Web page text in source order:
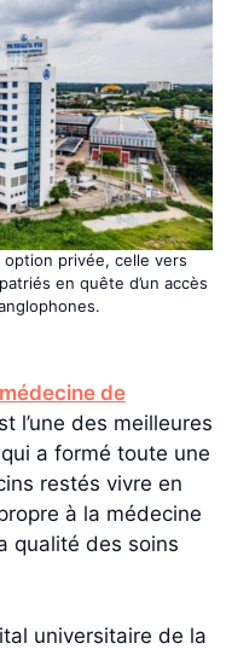
option privée, celle vers
en quête d’un accès
de
l’une des meilleures
a formé toute une
restés vivre en
à la médecine
qualité des soins
universitaire de la